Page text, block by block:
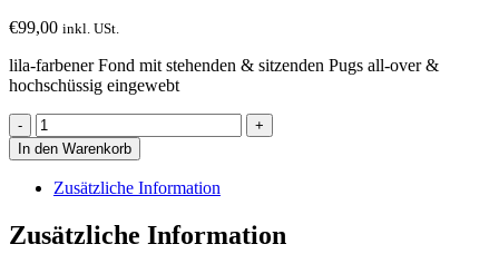
€99,00 inkl. USt.
lila-farbener Fond mit stehenden & sitzenden Pugs all-over &
hochschüssig eingewebt
Krawatte
mit
Pugs
stehend
sitzend
all-
In den Warenkorb
Zusätzliche Information
Zusätzliche Information